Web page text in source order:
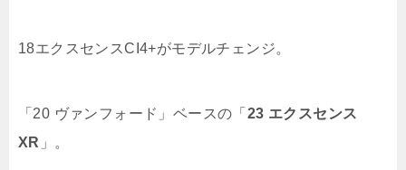
18エクスセンスCI4+がモデルチェンジ。
「20 ヴァンフォード」ベースの「 23 エクスセンス
XR 」。